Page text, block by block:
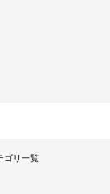
ゴリ一覧